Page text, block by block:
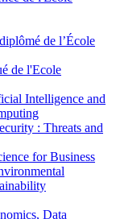
de l’École
de l'Ecole
Intelligence and
: Threats and
for Business
Data